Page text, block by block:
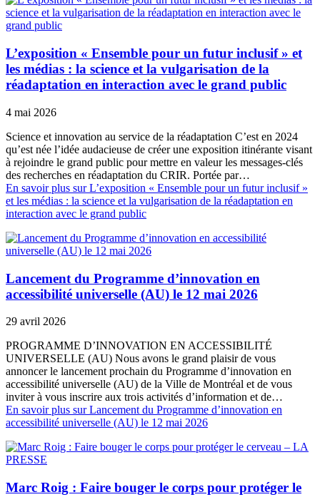
L’exposition « Ensemble pour un futur inclusif » et
les médias : la science et la vulgarisation de la
réadaptation en interaction avec le grand public
4 mai 2026
Science et innovation au service de la réadaptation C’est en 2024
qu’est née l’idée audacieuse de créer une exposition itinérante visant
à rejoindre le grand public pour mettre en valeur les messages-clés
des recherches en réadaptation du CRIR. Portée par…
En savoir plus sur L’exposition « Ensemble pour un futur inclusif »
et les médias : la science et la vulgarisation de la réadaptation en
interaction avec le grand public
Lancement du Programme d’innovation en
accessibilité universelle (AU) le 12 mai 2026
29 avril 2026
PROGRAMME D’INNOVATION EN ACCESSIBILITÉ
UNIVERSELLE (AU) Nous avons le grand plaisir de vous
annoncer le lancement prochain du Programme d’innovation en
accessibilité universelle (AU) de la Ville de Montréal et de vous
inviter à vous inscrire aux trois activités d’information et de…
En savoir plus sur Lancement du Programme d’innovation en
accessibilité universelle (AU) le 12 mai 2026
Marc Roig : Faire bouger le corps pour protéger le